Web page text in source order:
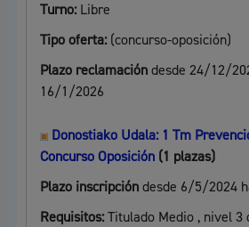
Turno: Libre
Tipo oferta: (concurso-oposición)
Plazo reclamacióndesde 24/12/
16/1/2026
Donostiako Udala: 1 Tm
Concurso Oposición(1 plazas)
Plazo inscripción desde 6/5/2024
Requisitos: Titulado Medio , nivel 3